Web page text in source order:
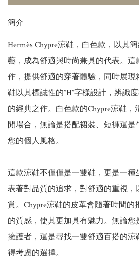
簡介
Hermès Chypre涼鞋，白色款，以其
藝，成為舒適與時尚兼具的代表。這
作，提供舒適的穿著體驗，同時展現
鞋以其標誌性的”H”字樣設計，辨識
的經典之作。白色款的Chypre涼鞋
閒場合，無論是搭配裙裝、短褲還
您的個人風格。
這款涼鞋不僅僅是一雙鞋，更是一
表著對品質的追求，對舒適的重視，
賞。Chypre涼鞋的皮革會隨著時間
的質感，使其更加具有魅力。無論您
擁護者，還是尋找一雙舒適百搭的涼
得考慮的選擇。